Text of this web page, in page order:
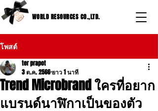
WORLD RESOURCES CO.,LTD.
โพสต์
Trend Microbrand ใครที่อยาก
แบรนด์นาฬิกาเป็นของตัว
ter prapot
3 ต.ค. 2566 ยาว 1 นาที